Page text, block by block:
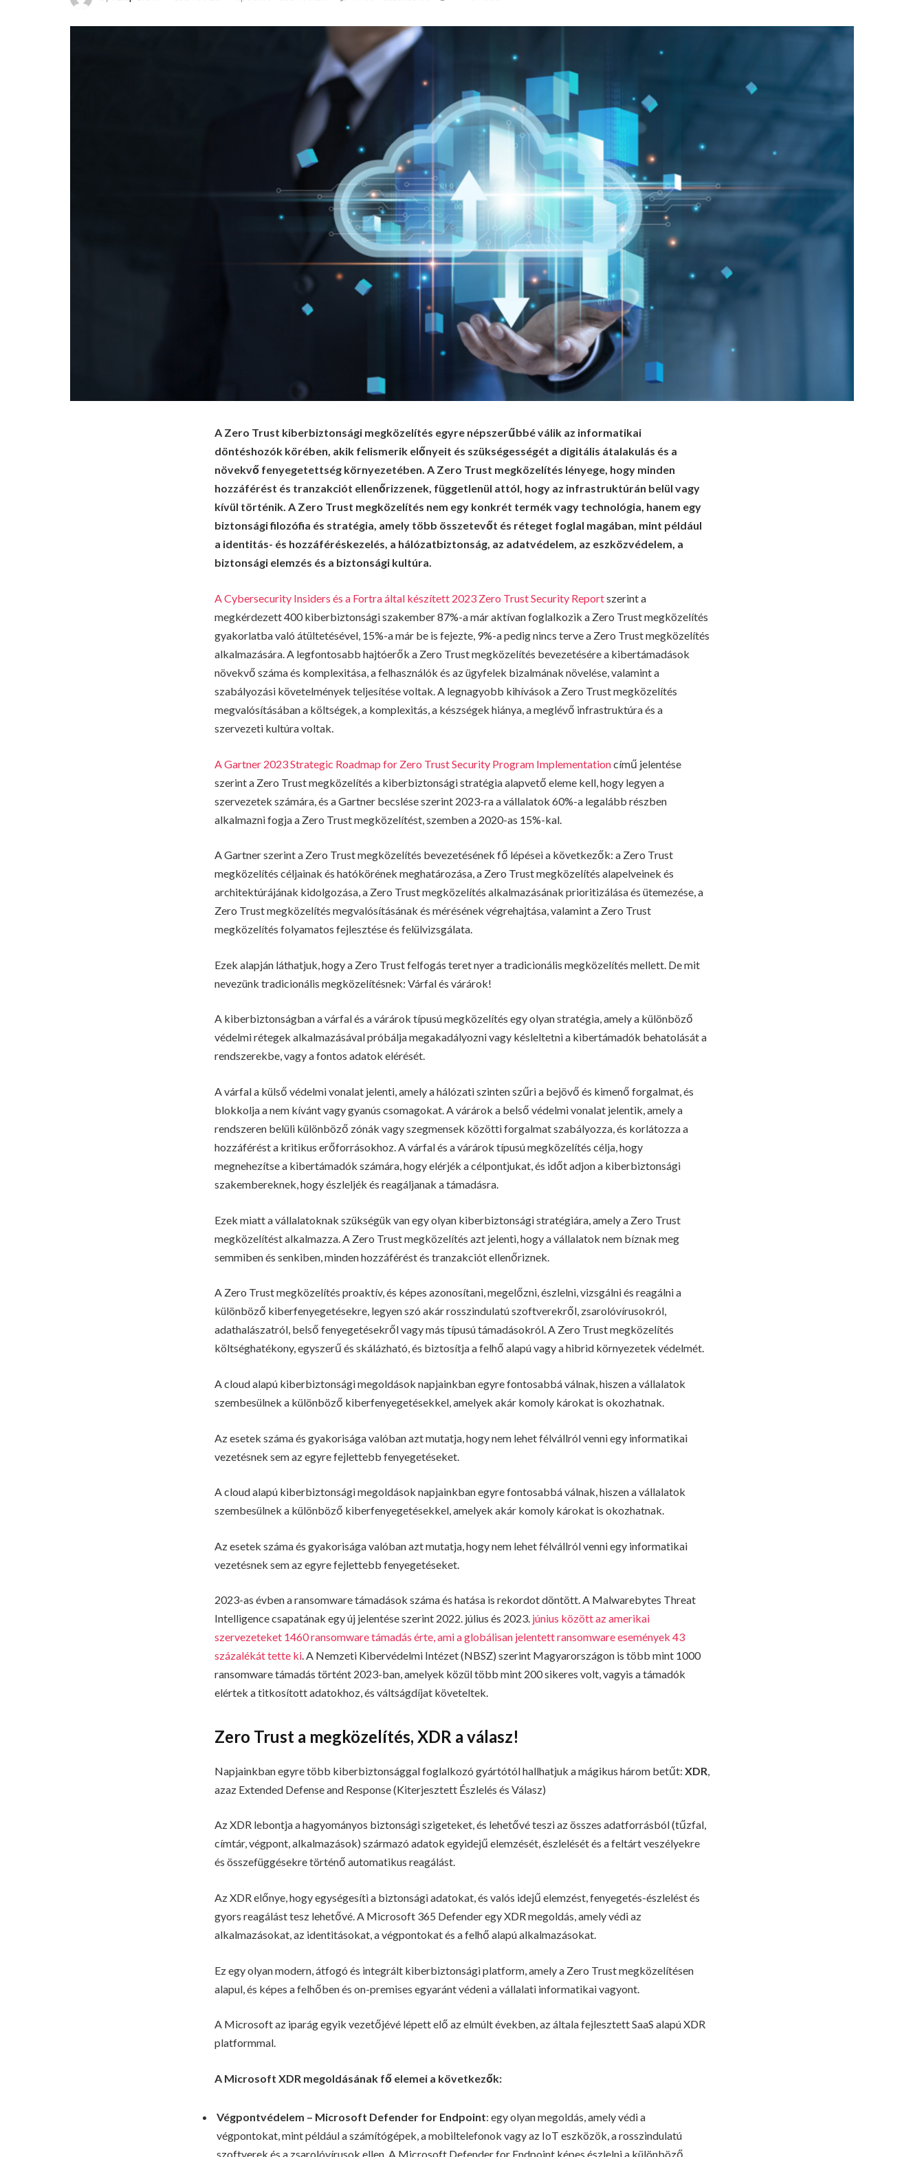
A Zero Trust kiberbiztonsági megközelítés egyre népszerűbbé válik az informatikai
döntéshozók körében, akik felismerik előnyeit és szükségességét a digitális átalakulás és a
növekvő fenyegetettség környezetében. A Zero Trust megközelítés lényege, hogy minden
hozzáférést és tranzakciót ellenőrizzenek, függetlenül attól, hogy az infrastruktúrán belül vagy
kívül történik. A Zero Trust megközelítés nem egy konkrét termék vagy technológia, hanem egy
biztonsági filozófia és stratégia, amely több összetevőt és réteget foglal magában, mint például
a identitás- és hozzáféréskezelés, a hálózatbiztonság, az adatvédelem, az eszközvédelem, a
biztonsági elemzés és a biztonsági kultúra.
A Cybersecurity Insiders és a Fortra által készített 2023 Zero Trust Security Reportszerint a
megkérdezett 400 kiberbiztonsági szakember 87%-a már aktívan foglalkozik a Zero Trust megközelítés
gyakorlatba való átültetésével, 15%-a már be is fejezte, 9%-a pedig nincs terve a Zero Trust megközelítés
alkalmazására. A legfontosabb hajtóerők a Zero Trust megközelítés bevezetésére a kibertámadások
növekvő száma és komplexitása, a felhasználók és az ügyfelek bizalmának növelése, valamint a
szabályozási követelmények teljesítése voltak. A legnagyobb kihívások a Zero Trust megközelítés
megvalósításában a költségek, a komplexitás, a készségek hiánya, a meglévő infrastruktúra és a
szervezeti kultúra voltak.
A Gartner 2023 Strategic Roadmap for Zero Trust Security Program Implementationcímű jelentése
szerint a Zero Trust megközelítés a kiberbiztonsági stratégia alapvető eleme kell, hogy legyen a
szervezetek számára, és a Gartner becslése szerint 2023-ra a vállalatok 60%-a legalább részben
alkalmazni fogja a Zero Trust megközelítést, szemben a 2020-as 15%-kal.
A Gartner szerint a Zero Trust megközelítés bevezetésének fő lépései a következők: a Zero Trust
megközelítés céljainak és hatókörének meghatározása, a Zero Trust megközelítés alapelveinek és
architektúrájának kidolgozása, a Zero Trust megközelítés alkalmazásának prioritizálása és ütemezése, a
Zero Trust megközelítés megvalósításának és mérésének végrehajtása, valamint a Zero Trust
megközelítés folyamatos fejlesztése és felülvizsgálata.
Ezek alapján láthatjuk, hogy a Zero Trust felfogás teret nyer a tradicionális megközelítés mellett. De mit
nevezünk tradicionális megközelítésnek: Várfal és várárok!
A kiberbiztonságban a várfal és a várárok típusú megközelítés egy olyan stratégia, amely a különböző
védelmi rétegek alkalmazásával próbálja megakadályozni vagy késleltetni a kibertámadók behatolását a
rendszerekbe, vagy a fontos adatok elérését.
A várfal a külső védelmi vonalat jelenti, amely a hálózati szinten szűri a bejövő és kimenő forgalmat, és
blokkolja a nem kívánt vagy gyanús csomagokat. A várárok a belső védelmi vonalat jelentik, amely a
rendszeren belüli különböző zónák vagy szegmensek közötti forgalmat szabályozza, és korlátozza a
hozzáférést a kritikus erőforrásokhoz. A várfal és a várárok típusú megközelítés célja, hogy
megnehezítse a kibertámadók számára, hogy elérjék a célpontjukat, és időt adjon a kiberbiztonsági
szakembereknek, hogy észleljék és reagáljanak a támadásra.
Ezek miatt a vállalatoknak szükségük van egy olyan kiberbiztonsági stratégiára, amely a Zero Trust
megközelítést alkalmazza. A Zero Trust megközelítés azt jelenti, hogy a vállalatok nem bíznak meg
semmiben és senkiben, minden hozzáférést és tranzakciót ellenőriznek.
A Zero Trust megközelítés proaktív, és képes azonosítani, megelőzni, észlelni, vizsgálni és reagálni a
különböző kiberfenyegetésekre, legyen szó akár rosszindulatú szoftverekről, zsarolóvírusokról,
adathalászatról, belső fenyegetésekről vagy más típusú támadásokról. A Zero Trust megközelítés
költséghatékony, egyszerű és skálázható, és biztosítja a felhő alapú vagy a hibrid környezetek védelmét.
A cloud alapú kiberbiztonsági megoldások napjainkban egyre fontosabbá válnak, hiszen a vállalatok
szembesülnek a különböző kiberfenyegetésekkel, amelyek akár komoly károkat is okozhatnak.
Az esetek száma és gyakorisága valóban azt mutatja, hogy nem lehet félvállról venni egy informatikai
vezetésnek sem az egyre fejlettebb fenyegetéseket.
A cloud alapú kiberbiztonsági megoldások napjainkban egyre fontosabbá válnak, hiszen a vállalatok
szembesülnek a különböző kiberfenyegetésekkel, amelyek akár komoly károkat is okozhatnak.
Az esetek száma és gyakorisága valóban azt mutatja, hogy nem lehet félvállról venni egy informatikai
vezetésnek sem az egyre fejlettebb fenyegetéseket.
2023-as évben a ransomware támadások száma és hatása is rekordot döntött. A Malwarebytes Threat
Intelligence csapatának egy új jelentése szerint 2022. július és 2023. június között az amerikai
szervezeteket 1460 ransomware támadás érte, ami a globálisan jelentett ransomware események 43
százalékát tette ki. A Nemzeti Kibervédelmi Intézet (NBSZ) szerint Magyarországon is több mint 1000
ransomware támadás történt 2023-ban, amelyek közül több mint 200 sikeres volt, vagyis a támadók
elértek a titkosított adatokhoz, és váltságdíjat követeltek.
Zero Trust a megközelítés, XDR a válasz!
Napjainkban egyre több kiberbiztonsággal foglalkozó gyártótól hallhatjuk a mágikus három betűt: XDR,
azaz Extended Defense and Response (Kiterjesztett Észlelés és Válasz)
Az XDR lebontja a hagyományos biztonsági szigeteket, és lehetővé teszi az összes adatforrásból (tűzfal,
címtár, végpont, alkalmazások) származó adatok egyidejű elemzését, észlelését és a feltárt veszélyekre
és összefüggésekre történő automatikus reagálást.
Az XDR előnye, hogy egységesíti a biztonsági adatokat, és valós idejű elemzést, fenyegetés-észlelést és
gyors reagálást tesz lehetővé. A Microsoft 365 Defender egy XDR megoldás, amely védi az
alkalmazásokat, az identitásokat, a végpontokat és a felhő alapú alkalmazásokat.
Ez egy olyan modern, átfogó és integrált kiberbiztonsági platform, amely a Zero Trust megközelítésen
alapul, és képes a felhőben és on-premises egyaránt védeni a vállalati informatikai vagyont.
A Microsoft az iparág egyik vezetőjévé lépett elő az elmúlt években, az általa fejlesztett SaaS alapú XDR
platformmal.
A Microsoft XDR megoldásának fő elemei a következők:
Végpontvédelem – Microsoft Defender for Endpoint: egy olyan megoldás, amely védi a
végpontokat, mint például a számítógépek, a mobiltelefonok vagy az IoT eszközök, a rosszindulatú
szoftverek és a zsarolóvírusok ellen. A Microsoft Defender for Endpoint képes észlelni a különböző